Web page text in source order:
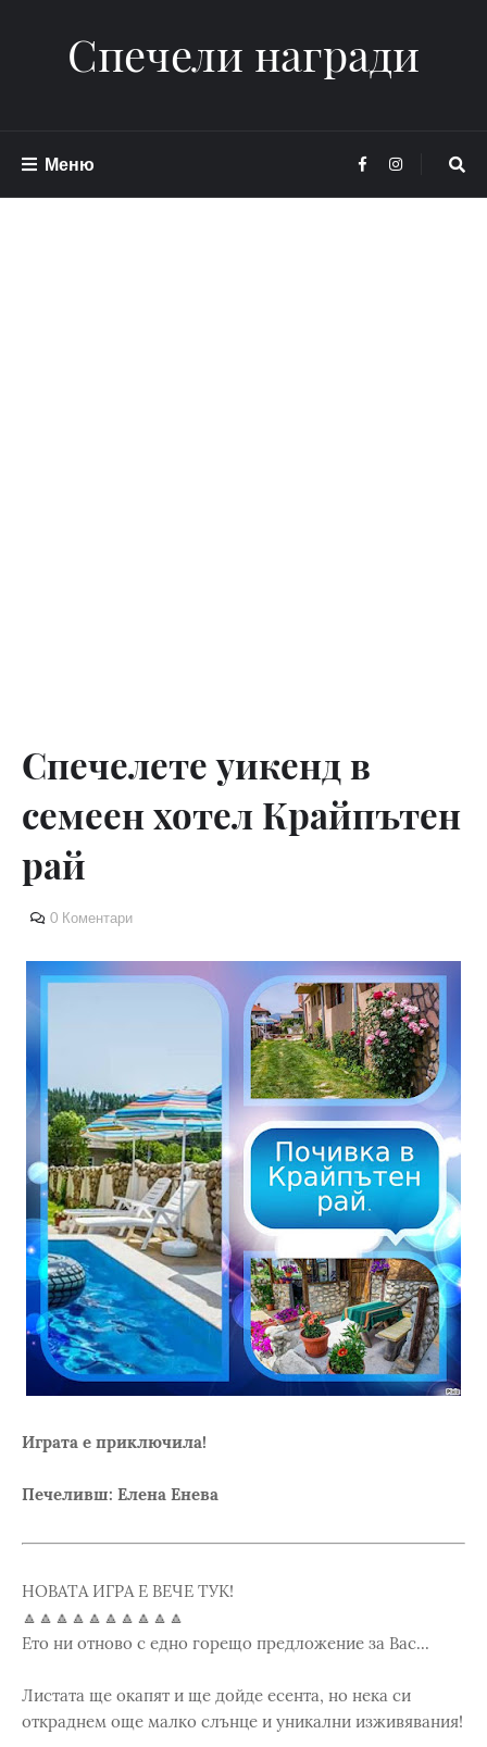
Спечели награди
Меню
Спечелете уикенд в
семеен хотел Крайпътен
рай
0 Коментари
Играта е приключила!
Печеливш: Елена Енева
НОВАТА ИГРА Е ВЕЧЕ ТУК!
🔼🔼🔼🔼🔼🔼🔼🔼🔼🔼
Ето ни отново с едно горещо предложение за Вас...
Листата ще окапят и ще дойде есента, но нека си
откраднем още малко слънце и уникални изживявания!